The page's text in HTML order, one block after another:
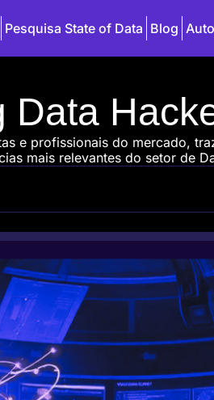
Pesquisa State of Data Blog
Data
e profissionais do mercado,
mais relevantes do setor de